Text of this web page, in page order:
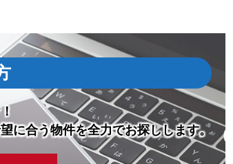
に合う物件を全力でお探しします。